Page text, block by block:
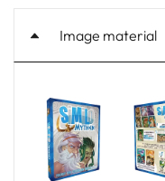
Image material